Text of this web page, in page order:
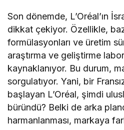
Son dönemde, L’Oréal’ın
dikkat çekiyor. Özellikle,
formülasyonları ve üretim
araştırma ve geliştirme
kaynaklanıyor. Bu durum,
sorgulatıyor. Yani, bir
başlayan L’Oréal, şimdi
büründü? Belki de arka
harmanlanması, markaya